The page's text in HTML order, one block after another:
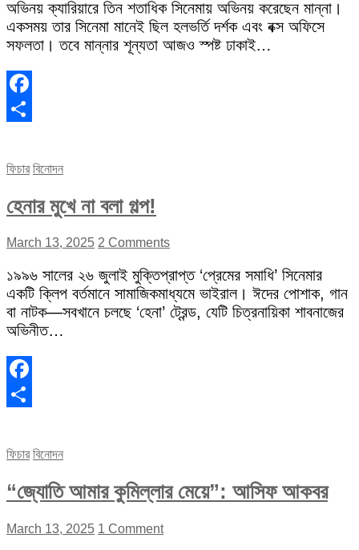
অভিনয় ক্যারিয়ারে তিন শতাধিক সিনেমায় অভিনয় করেছেন মান্না।
একসময় তার সিনেমা মানেই ছিল হলভর্তি দর্শক এবং বক্স অফিসে
সফলতা। তবে মান্নার শূন্যতা আজও স্পষ্ট ঢাকাই…
Facebook
ফিচার বিনোদন
হেনার মুখে না বলা গল্প!
March 13, 2025 2 Comments
১৯৯৬ সালের ২৬ জুলাই মুক্তিপ্রাপ্ত ‘প্রেমের সমাধি’ সিনেমার
একটি ক্লিপ বর্তমানে সামাজিকমাধ্যমে ভাইরাল। ঈদের পোশাক, গান
বা নাটক—সবখানে চলছে ‘হেনা’ ট্রেন্ড, যেটি চিত্রনায়িকা শাবনাজের
অভিনীত…
Facebook
ফিচার বিনোদন
“জ্যোতি আমার কুমিল্লার মেয়ে”: আসিফ আকবর
March 13, 2025 1 Comment